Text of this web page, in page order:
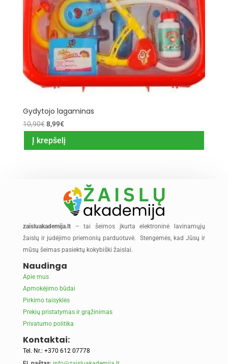
Gydytojo lagaminas
10,90€ Original
price
was:
8,99€Current
is:
Į krepšelį
zaisluakademija.lt
– tai šeimos įkurta elektroninė lavinamųjų
žaislų ir judėjimo priemonių parduotuvė. Stengėmės, kad Jūsų ir
mūsų šeimas pasiektų kokybiški žaislai.
Naudinga
Apie mus
Apmokėjimo būdai
Pirkimo taisyklės
Prekių pristatymas ir grąžinimas
Privatumo politika
Kontaktai:
Tel. Nr.: +370 612 07778